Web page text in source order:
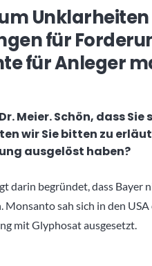
Unklarheiten
für
für Anleger
Meier. Schön, dass
wir Sie bitten zu
ausgelöst haben?
darin begründet, dass Bayer
sah sich in den
mit Glyphosat ausgesetzt.